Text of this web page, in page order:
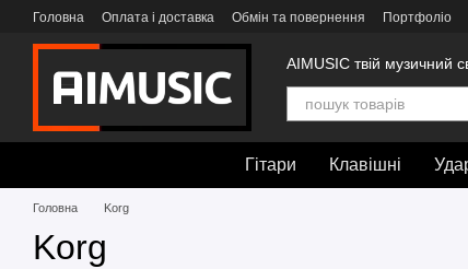
Перейти до основного контенту
Головна Оплата і доставка Обмін та повернення Портфоліо
AIMUSIC твій музичний
Гітари Клавішні
Головна Korg
Korg